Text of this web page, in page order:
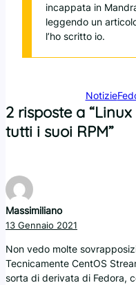
incappata in
leggendo un
l’ho scritto io.
Notizie
2 risposte a
tutti i suoi RPM”
Massimiliano
13 Gennaio 2021
Non vedo molte
Tecnicamente CentOS
sorta di derivata di Fedora,